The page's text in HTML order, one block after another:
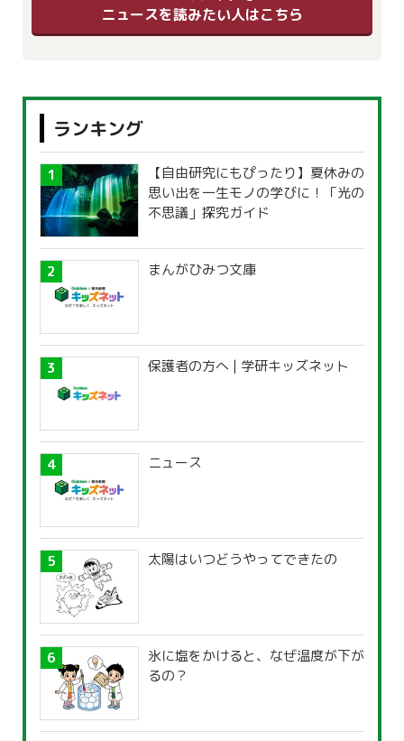
ニュースを読みたい人はこちら
ランキング
【自由研究にもぴったり】夏休みの
思い出を一生モノの学びに！「光の
不思議」探究ガイド
まんがひみつ文庫
保護者の方へ | 学研キッズネット
ニュース
太陽はいつどうやってできたの
氷に塩をかけると、なぜ温度が下が
るの？